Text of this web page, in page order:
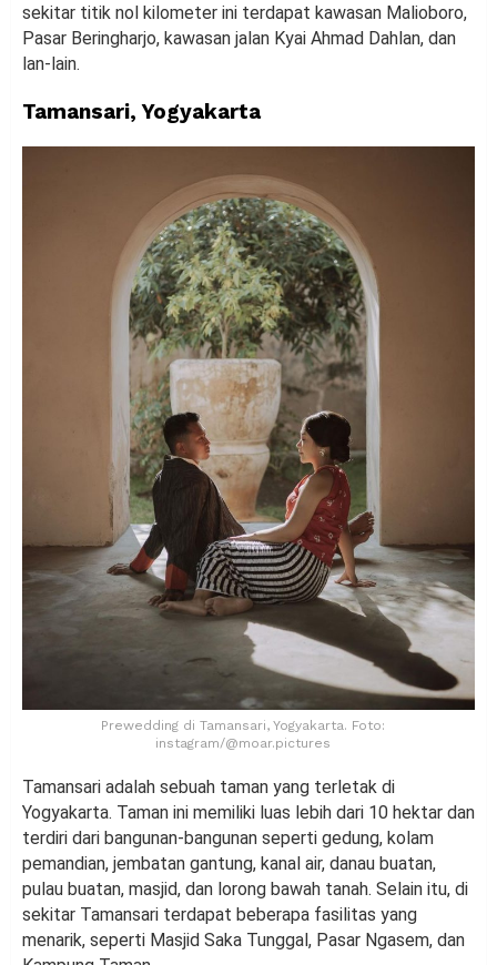
sekitar titik nol kilometer ini terdapat kawasan Malioboro,
Pasar Beringharjo, kawasan jalan Kyai Ahmad Dahlan, dan
lan-lain.
Tamansari, Yogyakarta
Prewedding di Tamansari, Yogyakarta. Foto:
instagram/@moar.pictures
Tamansari adalah sebuah taman yang terletak di
Yogyakarta. Taman ini memiliki luas lebih dari 10 hektar dan
terdiri dari bangunan-bangunan seperti gedung, kolam
pemandian, jembatan gantung, kanal air, danau buatan,
pulau buatan, masjid, dan lorong bawah tanah. Selain itu, di
sekitar Tamansari terdapat beberapa fasilitas yang
menarik, seperti Masjid Saka Tunggal, Pasar Ngasem, dan